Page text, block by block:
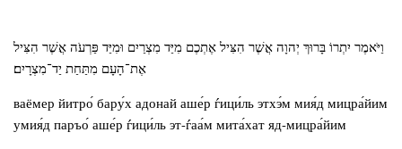
וַיֹּאמֶר יִתְרוֹ בָּרוּךְ יְהוָה אֲשֶׁר הִצִּיל אֶתְכֶם מִיַּד מִצְרַיִם וּמִיַּד פַּרְעֹה אֲשֶׁר הִצִּיל
אֶת־הָעָם מִתַּחַת יַד־מִצְרָיִם׃
ваёмер йитро́ бару́х адонай аше́р ѓици́ль этхэ́м мия́д мицра́йим
умия́д паръо́ аше́р ѓици́ль эт-ѓаа́м мита́хат яд-мицра́йим